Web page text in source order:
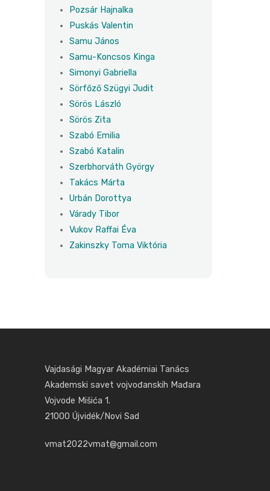
Pozsár Hajnalka
Puskás Valentin
Samu János
Samu-Koncsos Kinga
Simonyi Gabriella
Sörfőző Szügyi Judit
Sörös László
Sörös Zita
Szabó Emilia
Szabó Katalin
Szerbhorváth György
Takács Márta
Urbán Dorottya
Várady Tibor
Vukov Raffai Éva
Zakinszky Toma Viktória
Vajdasági Magyar Akadémiai Tanács
Akademski savet vojvođanskih Mađara
Vojvode Mišića 1.
21000 Újvidék/Novi Sad
vmat2022vmat@gmail.com